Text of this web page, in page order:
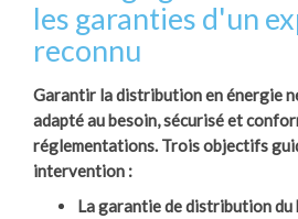
les garanties d'un
reconnu
Garantir la distribution en énergie
adapté au besoin, sécurisé et
réglementations. Trois objectifs
intervention :
La garantie de distribution